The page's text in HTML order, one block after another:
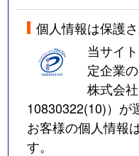
個人情報は保護
当サイ
定企業
株式会
10830322(10)）が
お客様の個人情報
す。